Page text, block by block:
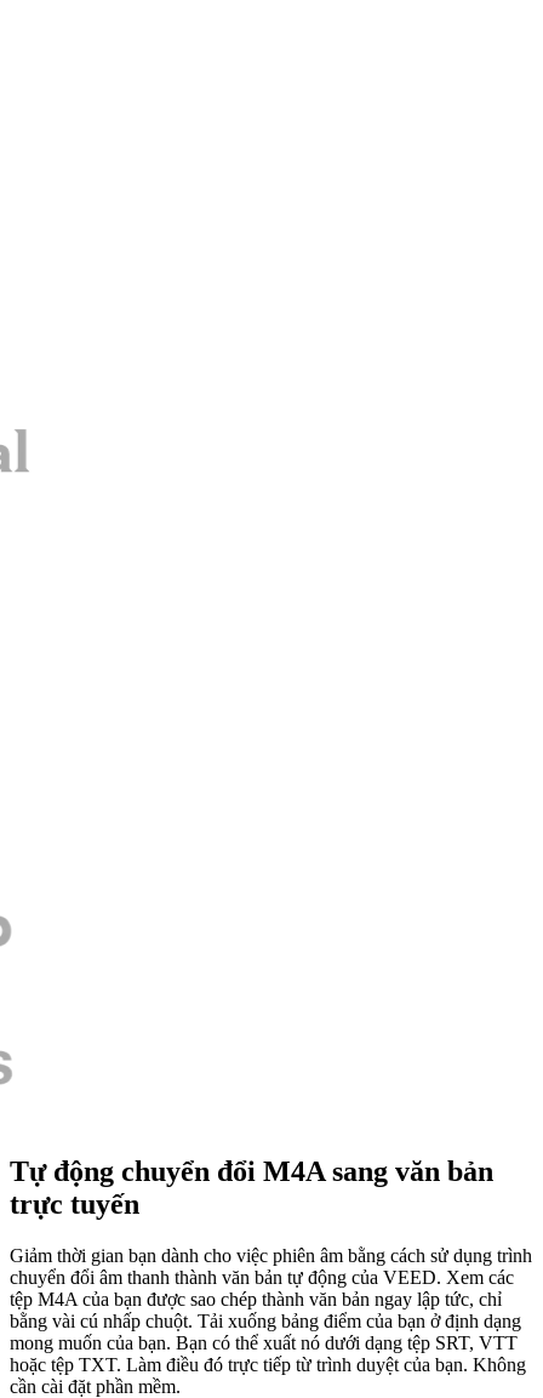
Tự động chuyển đổi M4A sang văn bản
trực tuyến
Giảm thời gian bạn dành cho việc phiên âm bằng cách sử dụng trình
chuyển đổi âm thanh thành văn bản tự động của VEED. Xem các
tệp M4A của bạn được sao chép thành văn bản ngay lập tức, chỉ
bằng vài cú nhấp chuột. Tải xuống bảng điểm của bạn ở định dạng
mong muốn của bạn. Bạn có thể xuất nó dưới dạng tệp SRT, VTT
hoặc tệp TXT. Làm điều đó trực tiếp từ trình duyệt của bạn. Không
cần cài đặt phần mềm.